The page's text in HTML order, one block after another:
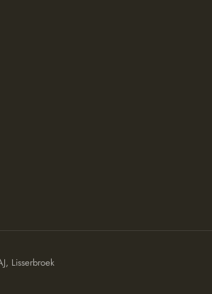
Lisserbroek